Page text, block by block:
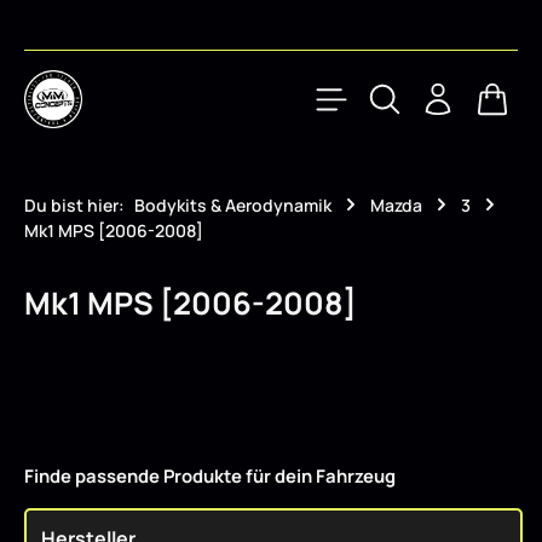
Du bist hier: Bodykits & Aerodynamik Mazda
3
Mk1 MPS [2006-2008]
Mk1 MPS [2006-2008]
Finde passende Produkte für dein Fahrzeug